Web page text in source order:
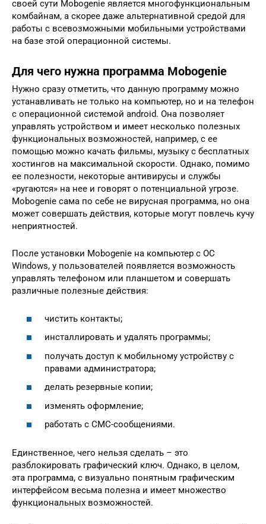
своей сути Mobogenie является многофункциональным
комбайнам, а скорее даже альтернативной средой для
работы с всевозможными мобильными устройствами
на базе этой операционной системы.
Для чего нужна программа Mobogenie
Нужно сразу отметить, что данную программу можно
устанавливать не только на компьютер, но и на телефон
с операционной системой android. Она позволяет
управлять устройством и имеет несколько полезных
функциональных возможностей, например, с ее
помощью можно качать фильмы, музыку с бесплатных
хостингов на максимальной скорости. Однако, помимо
ее полезности, некоторые антивирусы и службы
«ругаются» на нее и говорят о потенциальной угрозе.
Mobogenie сама по себе не вирусная программа, но она
может совершать действия, которые могут повлечь кучу
неприятностей.
После установки Mobogenie на компьютер с ОС
Windows, у пользователей появляется возможность
управлять телефоном или планшетом и совершать
различные полезные действия:
чистить контакты;
инсталлировать и удалять программы;
получать доступ к мобильному устройству с
правами администратора;
делать резервные копии;
изменять оформление;
работать с СМС-сообщениями.
Единственное, чего нельзя сделать – это
разблокировать графический ключ. Однако, в целом,
эта программа, с визуально понятным графическим
интерфейсом весьма полезна и имеет множество
функциональных возможностей.